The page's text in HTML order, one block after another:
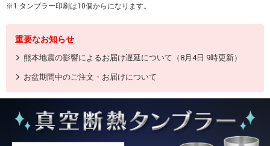
1 タンブラー印刷は10個からになります。
重要なお知らせ
熊本地震の影響によるお届け遅延について（8月4日 9時更新）
お盆期間中のご注文・お届けについて